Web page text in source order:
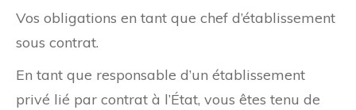
Vos obligations en tant que chef d’établissement
sous contrat.
En tant que responsable d’un établissement
privé lié par contrat à l’État, vous êtes tenu de